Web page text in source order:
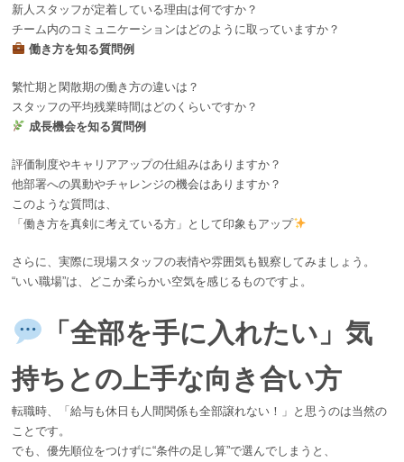
新人スタッフが定着している理由は何ですか？
チーム内のコミュニケーションはどのように取っていますか？
働き方を知る質問例
繁忙期と閑散期の働き方の違いは？
スタッフの平均残業時間はどのくらいですか？
成長機会を知る質問例
評価制度やキャリアアップの仕組みはありますか？
他部署への異動やチャレンジの機会はありますか？
このような質問は、
「働き方を真剣に考えている方」として印象もアップ
さらに、実際に現場スタッフの表情や雰囲気も観察してみましょう。
“いい職場”は、どこか柔らかい空気を感じるものですよ。
「全部を手に入れたい」気
持ちとの上手な向き合い方
転職時、「給与も休日も人間関係も全部譲れない！」と思うのは当然の
ことです。
でも、優先順位をつけずに“条件の足し算”で選んでしまうと、